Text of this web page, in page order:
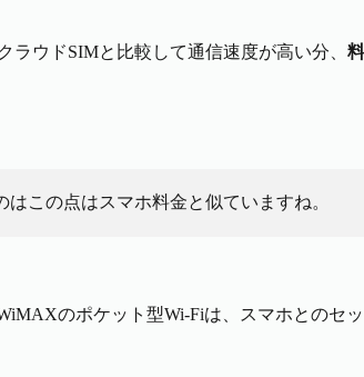
ラウドSIMと比較して通信速度が高い分、
この点はスマホ料金と似ていますね。
のポケット型Wi-Fiは、スマホとのセ